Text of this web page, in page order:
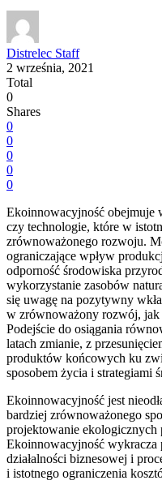
Distrelec Staff
2 września, 2021
Total
0
Shares
0
0
0
0
0
Ekoinnowacyjność obejmuje
czy technologie, które w
zrównoważonego rozwoju.
ograniczające wpływ
odporność środowiska
wykorzystanie zasobów
się uwagę na pozytywny
w zrównoważony rozwój, jak
Podejście do osiągania
latach zmianie, z
produktów końcowych ku
sposobem życia i strategiami
Ekoinnowacyjność jest
bardziej zrównoważonego
projektowanie
Ekoinnowacyjność wykracza
działalności biznesowej i
i istotnego ograniczenia